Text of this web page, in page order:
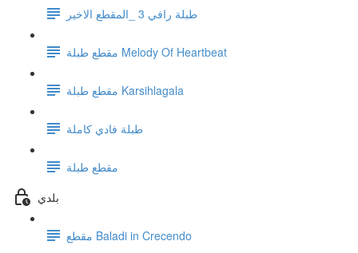
طبلة رافي 3 _المقطع الاخير
مقطع طبلة Melody Of Heartbeat
مقطع طبلة Karsihlagala
طبلة فادي كاملة
مقطع طبلة
بلدي
مقطع Baladi in Crecendo